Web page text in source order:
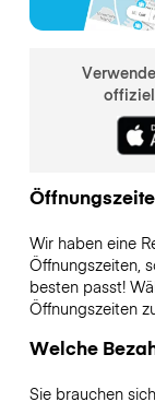
Wir haben eine
Öffnungszeiten,
besten passt!
Öffnungszeiten
Welche
Sie brauchen